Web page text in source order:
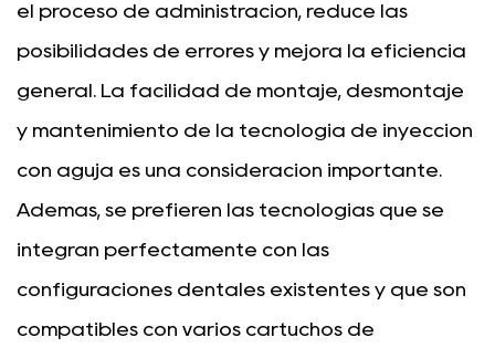
el proceso de administración, reduce las
posibilidades de errores y mejora la eficiencia
general. La facilidad de montaje, desmontaje
y mantenimiento de la tecnología de inyección
con aguja es una consideración importante.
Además, se prefieren las tecnologías que se
integran perfectamente con las
configuraciones dentales existentes y que son
compatibles con varios cartuchos de